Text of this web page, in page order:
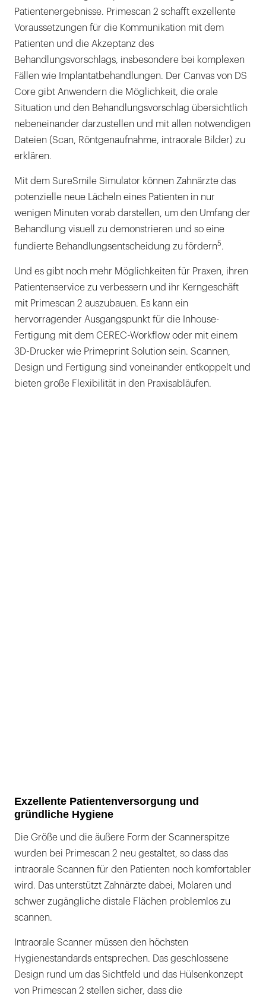
Patientenergebnisse. Primescan 2 schafft exzellente
Voraussetzungen für die Kommunikation mit dem
Patienten und die Akzeptanz des
Behandlungsvorschlags, insbesondere bei komplexen
Fällen wie Implantatbehandlungen. Der Canvas von DS
Core gibt Anwendern die Möglichkeit, die orale
Situation und den Behandlungsvorschlag übersichtlich
nebeneinander darzustellen und mit allen notwendigen
Dateien (Scan, Röntgenaufnahme, intraorale Bilder) zu
erklären.
Mit dem SureSmile Simulator können Zahnärzte das
potenzielle neue Lächeln eines Patienten in nur
wenigen Minuten vorab darstellen, um den Umfang der
Behandlung visuell zu demonstrieren und so eine
fundierte Behandlungsentscheidung zu fördern5.
Und es gibt noch mehr Möglichkeiten für Praxen, ihren
Patientenservice zu verbessern und ihr Kerngeschäft
mit Primescan 2 auszubauen. Es kann ein
hervorragender Ausgangspunkt für die Inhouse-
Fertigung mit dem CEREC-Workflow oder mit einem
3D-Drucker wie Primeprint Solution sein. Scannen,
Design und Fertigung sind voneinander entkoppelt und
bieten große Flexibilität in den Praxisabläufen.
Exzellente Patientenversorgung und
gründliche Hygiene
Die Größe und die äußere Form der Scannerspitze
wurden bei Primescan 2 neu gestaltet, so dass das
intraorale Scannen für den Patienten noch komfortabler
wird. Das unterstützt Zahnärzte dabei, Molaren und
schwer zugängliche distale Flächen problemlos zu
scannen.
Intraorale Scanner müssen den höchsten
Hygienestandards entsprechen. Das geschlossene
Design rund um das Sichtfeld und das Hülsenkonzept
von Primescan 2 stellen sicher, dass die